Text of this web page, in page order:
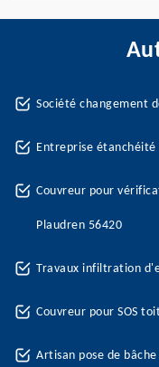
Société changement
Entreprise
Couvreur pour
Plaudren 56420
Travaux infiltration
Couvreur pour SOS
Artisan pose de